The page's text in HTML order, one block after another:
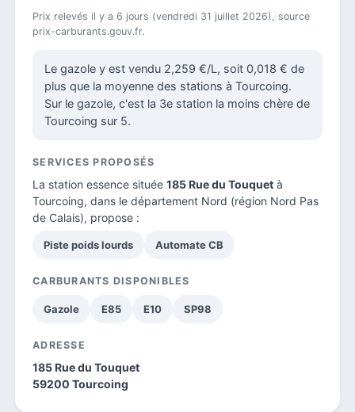
Prix relevés il y a 6 jours (vendredi 31 juillet 2026), source
prix-carburants.gouv.fr.
Le gazole y est vendu 2,259 €/L, soit 0,018 € de
plus que la moyenne des stations à Tourcoing.
Sur le gazole, c'est la 3e station la moins chère de
Tourcoing sur 5.
SERVICES PROPOSÉS
La station essence située 185 Rue du Touquet à
Tourcoing, dans le département Nord (région Nord Pas
de Calais), propose :
Piste poids lourds Automate CB
CARBURANTS DISPONIBLES
Gazole E85 E10 SP98
ADRESSE
185 Rue du Touquet
59200 Tourcoing